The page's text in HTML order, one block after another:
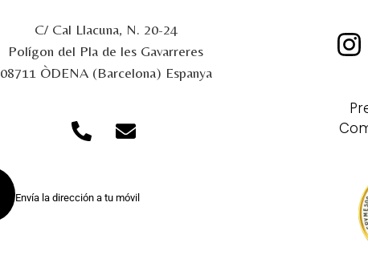
C/ Cal Llacuna, N. 20-24
Polígon del Pla de les Gavarreres
08711 ÒDENA (Barcelona) Espanya
Envía la dirección a tu móvil